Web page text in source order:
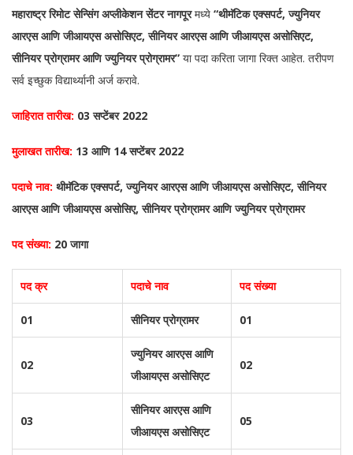
महाराष्ट्र रिमोट सेन्सिंग अप्लीकेशन सेंटर नागपूरमध्ये “थीमॅटिक एक्सपर्ट, ज्युनियर
आरएस आणि जीआयएस असोसिएट, सीनियर आरएस आणि जीआयएस असोसिएट,
सीनियर प्रोग्रामर आणि ज्युनियर प्रोग्रामर” या पदा करिता जागा रिक्त आहेत. तरीपण
सर्व इच्छुक विद्यार्थ्यानी अर्ज करावे.
जाहिरात तारीख: 03 सप्टेंबर 2022
मुलाखत तारीख: 13 आणि 14 सप्टेंबर 2022
पदाचे नाव: थीमॅटिक एक्सपर्ट, ज्युनियर आरएस आणि जीआयएस असोसिएट, सीनियर
आरएस आणि जीआयएस असोसिए, सीनियर प्रोग्रामर आणि ज्युनियर प्रोग्रामर
पद संख्या: 20 जागा
पद क्र पदाचे नाव पद संख्या
01 सीनियर प्रोग्रामर 01
02
ज्युनियर आरएस आणि
जीआयएस असोसिएट
02
03
सीनियर आरएस आणि
जीआयएस असोसिएट
05